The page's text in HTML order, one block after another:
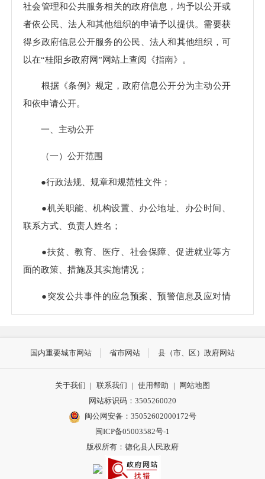
社会管理和公共服务相关的政府信息，均予以公开或
者依公民、法人和其他组织的申请予以提供。需要获
得乡政府信息公开服务的公民、法人和其他组织，可
以在“桂阳乡政府网”网站上查阅《指南》。
根据《条例》规定，政府信息公开分为主动公开
和依申请公开。
一、主动公开
（一）公开范围
●行政法规、规章和规范性文件；
●机关职能、机构设置、办公地址、办公时间、
联系方式、负责人姓名；
●扶贫、教育、医疗、社会保障、促进就业等方
面的政策、措施及其实施情况；
●突发公共事件的应急预案、预警信息及应对情
况；
产品质量的监督检查情况；
●贯彻落实农业农村政策、农田水利工程建设运
营、农村土地承包经营权流转、宅基地使用情况审
核、土地征收、房屋征收、筹资筹劳、社会救助等方
●国民经济和社会发展规划、专项规划、区域规
国内重要城市网站 省市网站 县（市、区）政府网站
关于我们 | 联系我们 | 使用帮助 |
网站地图
网站标识码：3505260020
闽公网安备：35052602000172号
闽ICP备05003582号-1
版权所有：德化县人民政府